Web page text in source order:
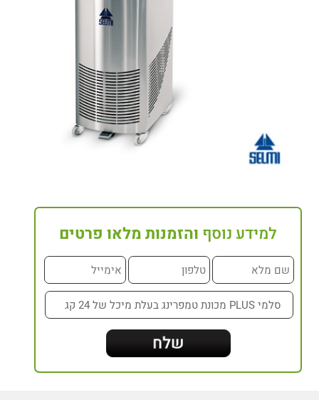
למידע נוסף והזמנות מלאו פרטים